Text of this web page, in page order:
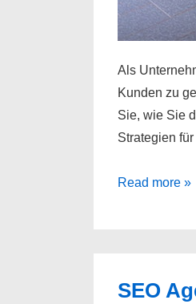
Als
Kunden zu
Sie, wie Sie
Strategien
So
für
Read more »
SEO